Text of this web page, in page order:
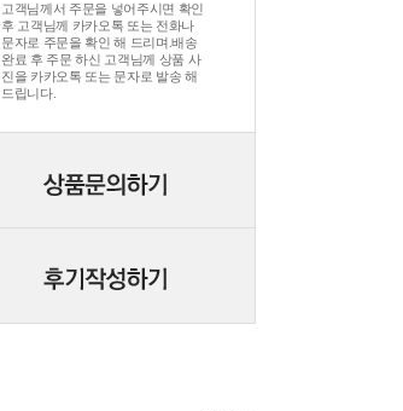
고객님께서 주문을 넣어주시면 확인
후 고객님께 카카오톡 또는 전화나
문자로 주문을 확인 해 드리며.배송
완료 후 주문 하신 고객님께 상품 사
진을 카카오톡 또는 문자로 발송 해
드립니다.